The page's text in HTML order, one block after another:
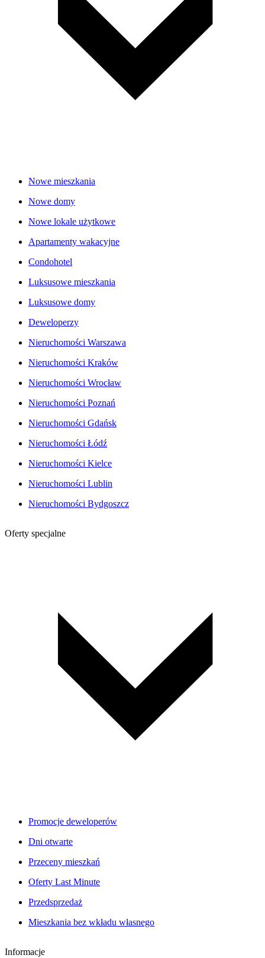
Nowe mieszkania
Nowe domy
Nowe lokale użytkowe
Apartamenty wakacyjne
Condohotel
Luksusowe mieszkania
Luksusowe domy
Deweloperzy
Nieruchomości Warszawa
Nieruchomości Kraków
Nieruchomości Wrocław
Nieruchomości Poznań
Nieruchomości Gdańsk
Nieruchomości Łódź
Nieruchomości Kielce
Nieruchomości Lublin
Nieruchomości Bydgoszcz
Oferty specjalne
Promocje deweloperów
Dni otwarte
Przeceny mieszkań
Oferty Last Minute
Przedsprzedaż
Mieszkania bez wkładu własnego
Informacje